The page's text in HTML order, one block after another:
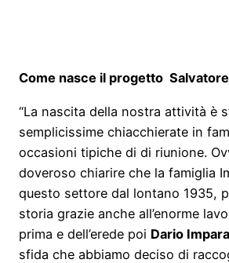
Come nasce il progetto
“La nascita della nostra attività è
semplicissime chiacchierate in
occasioni tipiche di di riunione.
doveroso chiarire che la famiglia
questo settore dal lontano 1935,
storia grazie anche all’enorme
prima e dell’erede poi Dario
sfida che abbiamo deciso di